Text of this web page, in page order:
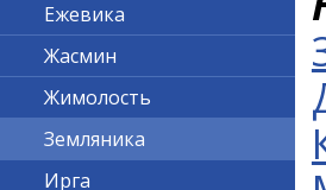
Ежевика
Жасмин
Жимолость
Земляника
Ирга